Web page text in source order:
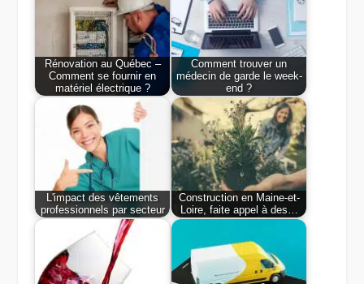
Rénovation au Québec –
Comment se fournir en
matériel électrique ?
Comment trouver un
médecin de garde le week-
end ?
L'impact des vêtements
professionnels par secteur
Construction en Maine-et-
Loire, faite appel à des…